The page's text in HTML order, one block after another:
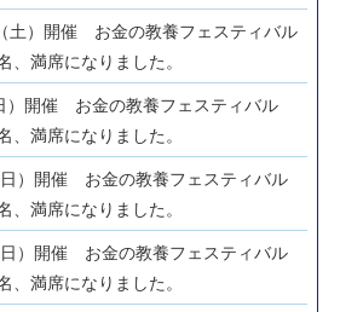
土）開催 お金の教養フェスティバル
満席になりました。
）開催 お金の教養フェスティバル
満席になりました。
）開催 お金の教養フェスティバル
満席になりました。
）開催 お金の教養フェスティバル
満席になりました。